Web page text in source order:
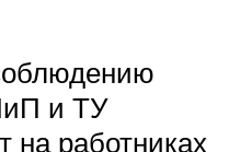
и ТУ
на работниках